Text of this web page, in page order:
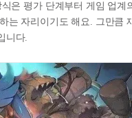
은 평가 단계부터 게임 업계
는 자리이기도 해요. 그만큼
니다.